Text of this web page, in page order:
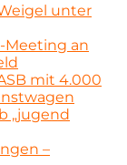
unter
Meeting an
mit 4.000
„jugend
–